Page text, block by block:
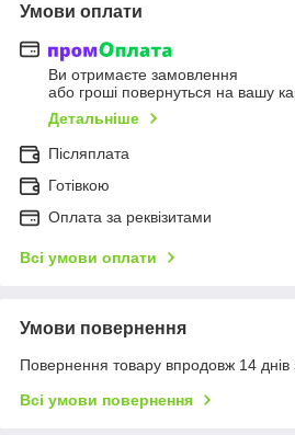
Умови оплати
Ви отримаєте замовлення
або гроші повернуться на вашу
Детальніше
Післяплата
Готівкою
Оплата за реквізитами
Всі умови оплати
Умови повернення
Повернення товару впродовж 14 днів
Всі умови повернення